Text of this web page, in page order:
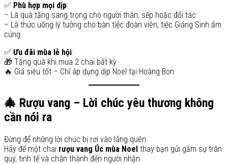
✅ Phù hợp mọi dịp:
– Là quà tặng sang trọng cho người thân, sếp hoặc đối tác
– Là thức uống lý tưởng cho bàn tiệc đoàn viên, tiệc Giáng Sinh ấm
cúng
✅ Ưu đãi mùa lễ hội:
🎁 Tặng quà khi mua 2 chai bất kỳ
🔥 Giá siêu tốt – Chỉ áp dụng dịp Noel tại Hoàng Bon
🎄 Rượu vang – Lời chúc yêu thương không
cần nói ra
Đừng để những lời chúc bị rơi vào lãng quên.
Hãy để một chai rượu vang Úc mùa Noel thay bạn gửi gắm sự trân
quý, tinh tế và chân thành đến người nhận.